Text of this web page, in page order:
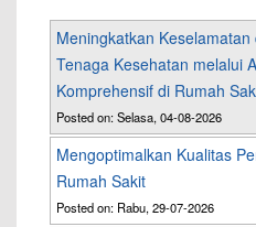
Meningkatkan
Tenaga Kesehatan melalui
Komprehensif di Rumah
Posted on: Selasa, 04-08-2026
Mengoptimalkan Kualitas
Rumah Sakit
Posted on: Rabu, 29-07-2026